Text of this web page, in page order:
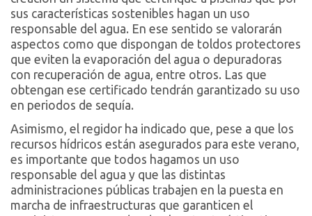
sus características sostenibles hagan un uso
responsable del agua. En ese sentido se valorarán
aspectos como que dispongan de toldos protectores
que eviten la evaporación del agua o depuradoras
con recuperación de agua, entre otros. Las que
obtengan ese certificado tendrán garantizado su uso
en periodos de sequía.
Asimismo, el regidor ha indicado que, pese a que los
recursos hídricos están asegurados para este verano,
es importante que todos hagamos un uso
responsable del agua y que las distintas
administraciones públicas trabajen en la puesta en
marcha de infraestructuras que garanticen el